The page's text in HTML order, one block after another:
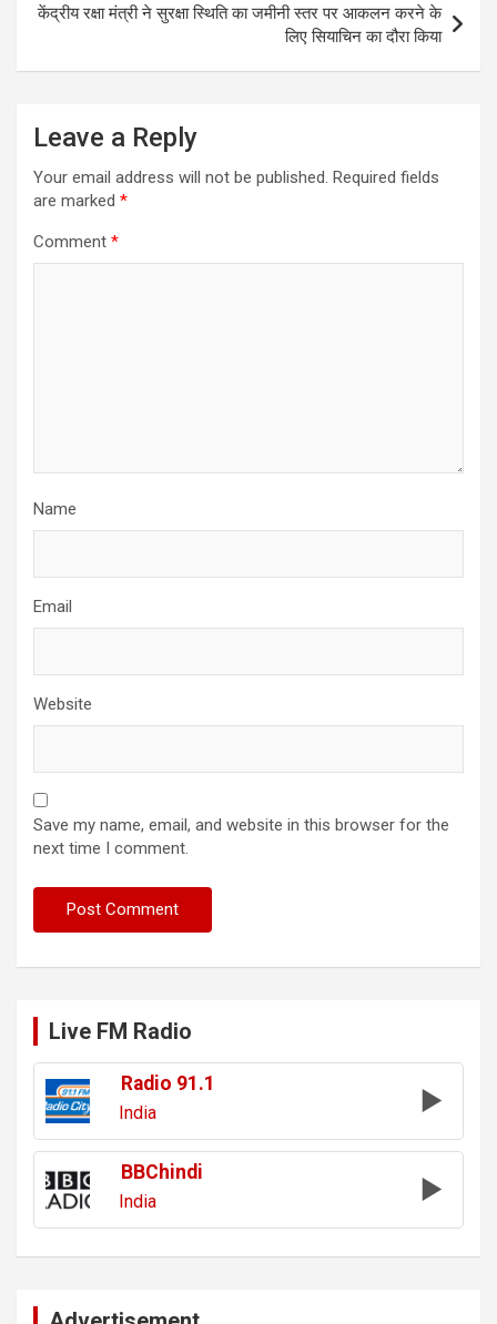
केंद्रीय रक्षा मंत्री ने सुरक्षा स्थिति का जमीनी स्तर पर आकलन करने के
लिए सियाचिन का दौरा किया
Leave a Reply
Your email address will not be published. Required fields
are marked *
Comment *
Name
Email
Website
Save my name, email, and website in this browser for the
next time I comment.
Live FM Radio
Radio 91.1
India
BBChindi
India